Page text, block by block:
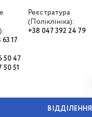
17
Реєстратура
(Поліклініка):
+38 047 392 24 79
50 47
50 51
ВІДДІЛЕННЯ